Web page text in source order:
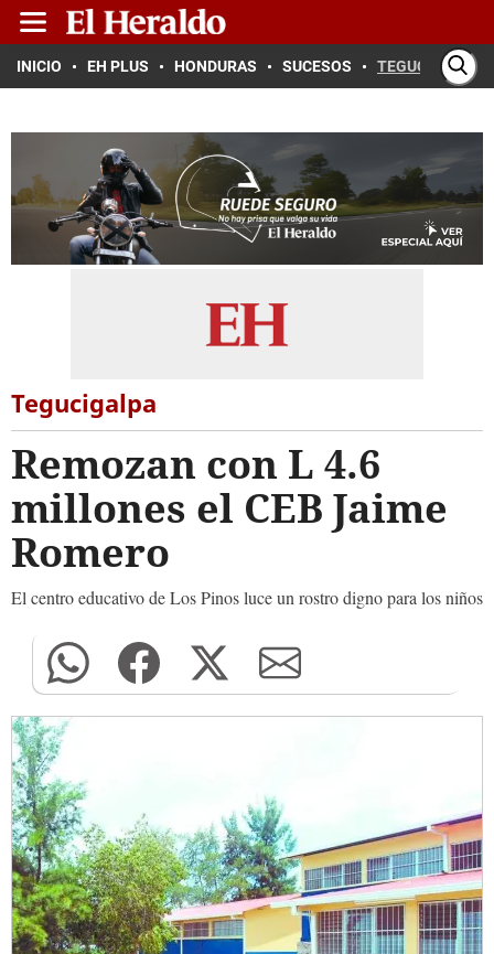
INICIO EH PLUS HONDURAS SUCESOS TEGUCIGALPA
Tegucigalpa
Remozan con L 4.6
millones el CEB Jaime
Romero
El centro educativo de Los Pinos luce un rostro digno para los niños